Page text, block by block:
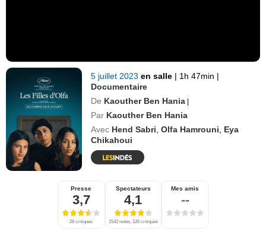
5 juillet 2023en salle | 1h 47min |
Documentaire
De Kaouther Ben Hania |
Par Kaouther Ben Hania
Avec Hend Sabri ,Olfa Hamrouni
Eya
Chikahoui
Presse
3,7
28 critiques
Spectateurs
4,1
1542 notes, 126 critiques
Mes amis
--